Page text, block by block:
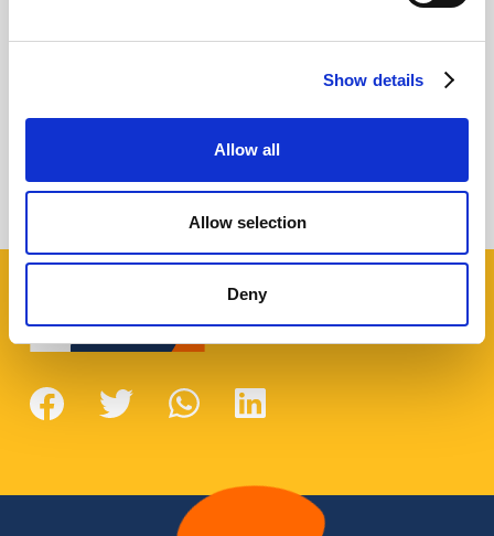
Show details
Allow all
Allow selection
Deny
Il futuro di YouTube e dell'etica online, con
Share this!